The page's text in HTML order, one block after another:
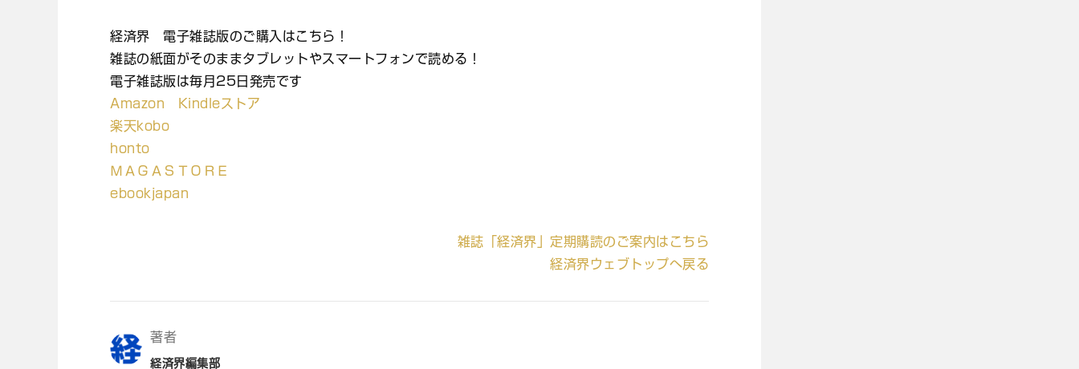
経済界 電子雑誌版のご購入はこちら！
雑誌の紙面がそのままタブレットやスマートフォンで読める！
電子雑誌版は毎月25日発売です
Amazon Kindleストア
楽天kobo
honto
ＭＡＧＡＳＴＯＲＥ
ebookjapan
雑誌「経済界」定期購読のご案内はこちら
経済界ウェブトップへ戻る
著者
経済界編集部